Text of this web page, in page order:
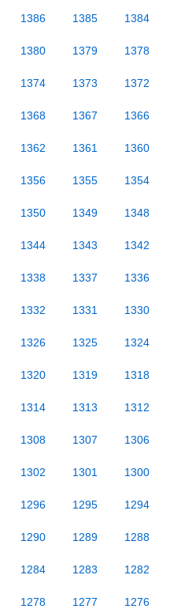
1386 1385 1384
1380 1379 1378
1374 1373 1372
1368 1367 1366
1362 1361 1360
1356 1355 1354
1350 1349 1348
1344 1343 1342
1338 1337 1336
1332 1331 1330
1326 1325 1324
1320 1319 1318
1314 1313 1312
1308 1307 1306
1302 1301 1300
1296 1295 1294
1290 1289 1288
1284 1283 1282
1278 1277 1276